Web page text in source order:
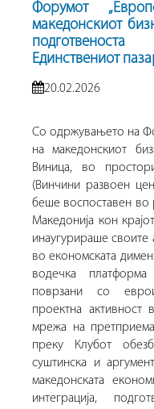
Форумот
македонскиот
Единствениот
20.02.2026
Со одржувањето на
на македонскиот
Виница, во
(Винчини развоен
беше воспоставен во
Македонија кон
инаугурираше своите
во економската
водечка
поврзани со
проектна
мрежа на
преку Клубот
суштинска и
македонската
интеграција,